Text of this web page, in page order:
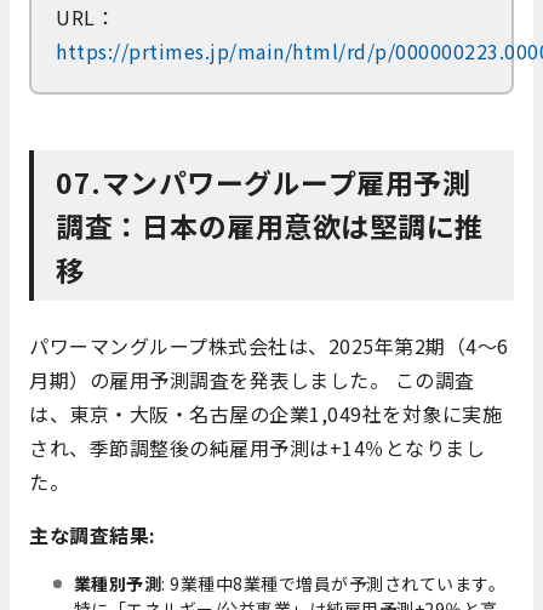
URL：
https://prtimes.jp/main/html/rd/p/
07.マンパワーグループ雇用予測
調査：日本の雇用意欲は堅調に推
移
パワーマングループ株式会社は、2025年第2期（4～6
月期）の雇用予測調査を発表しました。 この調査
は、東京・大阪・名古屋の企業1,049社を対象に実施
され、季節調整後の純雇用予測は+14％となりまし
た。
主な調査結果:
業種別予測: 9業種中8業種で増員が予測されています。